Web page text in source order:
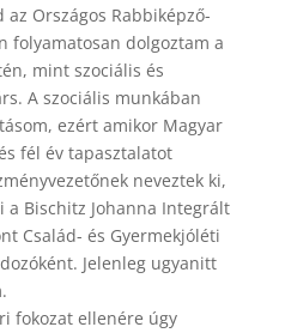
Országos Rabbiképző-
folyamatosan dolgoztam a
mint szociális és
A szociális munkában
ezért amikor Magyar
fél év tapasztalatot
neveztek ki,
a Bischitz Johanna Integrált
Család- és Gyermekjóléti
Jelenleg ugyanitt
fokozat ellenére úgy